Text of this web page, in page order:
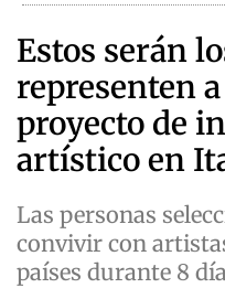
Estos serán
representen
proyecto de
artístico en
Las personas
convivir con
países durante 8